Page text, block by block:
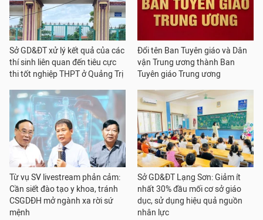
Sở GD&ĐT xử lý kết quả của các
thí sinh liên quan đến tiêu cực
thi tốt nghiệp THPT ở Quảng Trị
Đổi tên Ban Tuyên giáo và Dân
vận Trung ương thành Ban
Tuyên giáo Trung ương
Từ vụ SV livestream phản cảm:
Cần siết đào tạo y khoa, tránh
CSGDĐH mở ngành xa rời sứ
mệnh
Sở GD&ĐT Lạng Sơn: Giảm ít
nhất 30% đầu mối cơ sở giáo
dục, sử dụng hiệu quả nguồn
nhân lực